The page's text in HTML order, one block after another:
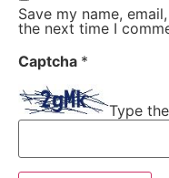
Save my name,
the next time I
Captcha *
Type